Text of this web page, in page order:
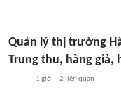
Quản lý thị trường
Trung thu, hàng giả,
1 giờ 2 liên quan